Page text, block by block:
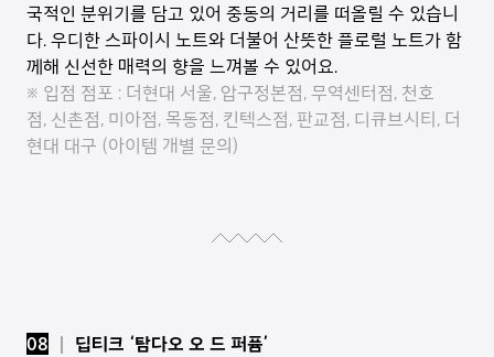
국적인 분위기를 담고 있어 중동의 거리를 떠올릴 수 있습니
다. 우디한 스파이시 노트와 더불어 산뜻한 플로럴 노트가 함
께해 신선한 매력의 향을 느껴볼 수 있어요.
※ 입점 점포 : 더현대 서울, 압구정본점, 무역센터점, 천호
점, 신촌점, 미아점, 목동점, 킨텍스점, 판교점, 디큐브시티, 더
현대 대구 (아이템 개별 문의)
08 │ 딥티크 ‘탐다오 오 드 퍼퓸’